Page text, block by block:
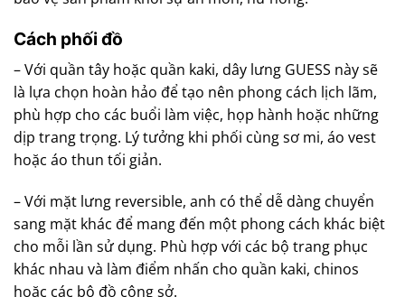
Cách phối đồ
– Với quần tây hoặc quần kaki, dây lưng GUESS này sẽ
là lựa chọn hoàn hảo để tạo nên phong cách lịch lãm,
phù hợp cho các buổi làm việc, họp hành hoặc những
dịp trang trọng. Lý tưởng khi phối cùng sơ mi, áo vest
hoặc áo thun tối giản.
– Với mặt lưng reversible, anh có thể dễ dàng chuyển
sang mặt khác để mang đến một phong cách khác biệt
cho mỗi lần sử dụng. Phù hợp với các bộ trang phục
khác nhau và làm điểm nhấn cho quần kaki, chinos
hoặc các bộ đồ công sở.